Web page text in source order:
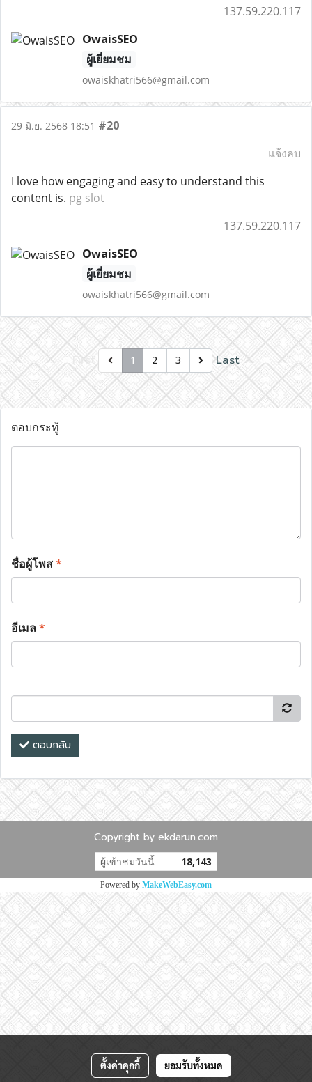
137.59.220.117
OwaisSEO
ผู้เยี่ยมชม
owaiskhatri566@gmail.com
29 มิ.ย. 2568 18:51 #20
แจ้งลบ
I love how engaging and easy to understand this
content is. pg slot
137.59.220.117
OwaisSEO
ผู้เยี่ยมชม
owaiskhatri566@gmail.com
First 1 2 3 Last
ตอบกระทู้
ชื่อผู้โพส*
อีเมล*
ตอบกลับ
Copyright by ekdarun.com
ผู้เข้าชมวันนี้ 18,143
Powered by MakeWebEasy.com
ตั้งค่าคุกกี้ ยอมรับทั้งหมด